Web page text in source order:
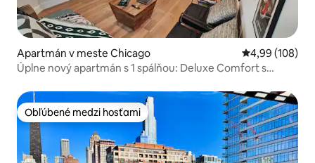
Apartmán v meste Chicago Priemerné
4,99 (108)
Úplne nový apartmán s 1 spálňou: Deluxe Comfort s
Obľúbené medzi hosťami
Obľúbené medzi hosťami